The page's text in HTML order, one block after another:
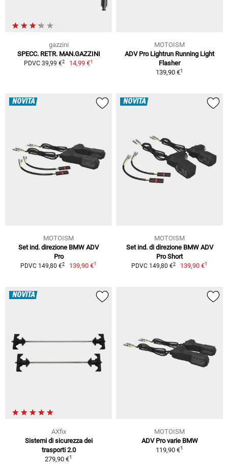
gazzini
SPECC. RETR. MAN.GAZZINI
PDVC 39,99 €2 14,99 €1
MOTOISM
ADV Pro Lightrun Running Light
Flasher
139,90 €1
NOVITÀ
MOTOISM
Set ind. direzione BMW ADV
Pro
PDVC 149,80 €2 139,90 €1
NOVITÀ
MOTOISM
Set ind. di direzione BMW ADV
Pro Short
PDVC 149,80 €2 139,90 €1
NOVITÀ
AXfix
Sistemi di sicurezza dei
trasporti 2.0
279,90 €1
MOTOISM
ADV Pro varie BMW
119,90 €1